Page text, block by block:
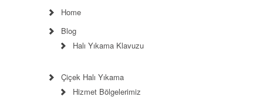
Home
Blog
Halı Yıkama Klavuzu
Çiçek Halı Yıkama
Hizmet Bölgelerimiz